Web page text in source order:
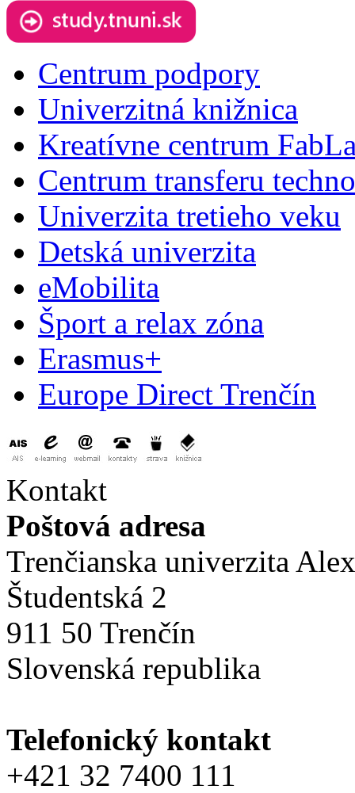
Centrum podpory
Univerzitná knižnica
Kreatívne centrum
Centrum transferu
Univerzita tretieho veku
Detská univerzita
eMobilita
Šport a relax zóna
Erasmus+
Europe Direct Trenčín
Kontakt
Poštová adresa
Trenčianska univerzita
Študentská 2
911 50 Trenčín
Slovenská republika
Telefonický kontakt
+421 32 7400 111